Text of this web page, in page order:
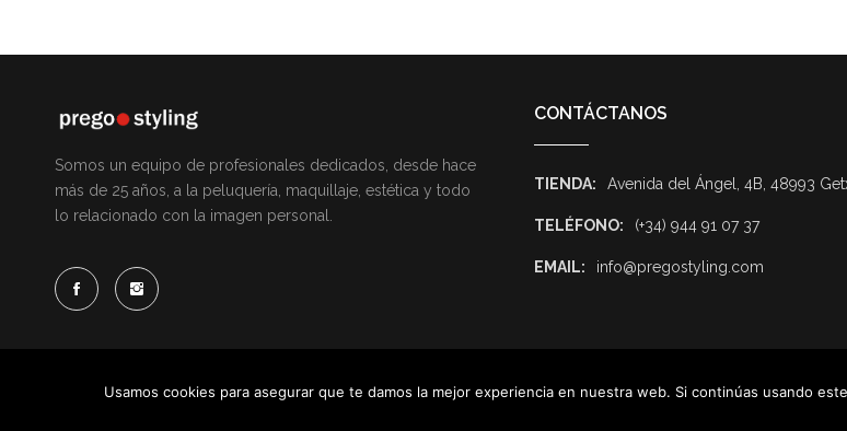
Somos un equipo de profesionales dedicados, desde hace
más de 25 años, a la peluquería, maquillaje, estética y todo
lo relacionado con la imagen personal.
CONTÁCTANOS
TIENDA: Avenida del Ángel, 4B, 48993
TELÉFONO: (+34) 944 91 07 37
EMAIL: info@pregostyling.com
© 2025 Pregostyling. All Rights Reserved. Developed byDirk Consulting.
Usamos cookies para asegurar que te damos la mejor experiencia en nuestra web. Si continúas usando